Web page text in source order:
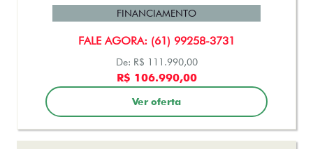
FALE AGORA: (61) 99258-3731
FINANCIAMENTO
De: R$ 111.990,00
R$ 106.990,00
Ver oferta